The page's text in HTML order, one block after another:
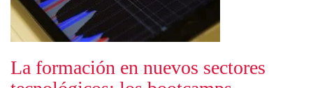
La formación en nuevos sectores